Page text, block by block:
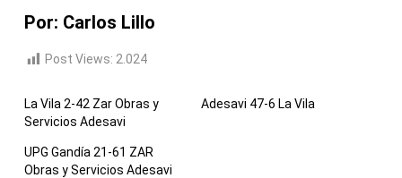
Por: Carlos Lillo
Post Views: 2.024
La Vila 2-42 Zar Obras y
Servicios Adesavi
Adesavi 47-6 La Vila
UPG Gandía 21-61 ZAR
Obras y Servicios Adesavi